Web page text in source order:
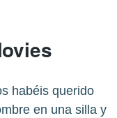
habéis querido
en una silla y